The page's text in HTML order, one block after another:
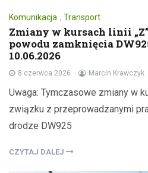
Komunikacja , Transport
Zmiany w kursach linii „Z”
powodu zamknięcia
10.06.2026
8 czerwca 2026 Marcin Krawczyk
Uwaga: Tymczasowe zmiany w
związku z przeprowadzanymi
drodze DW925
CZYTAJ DALEJ